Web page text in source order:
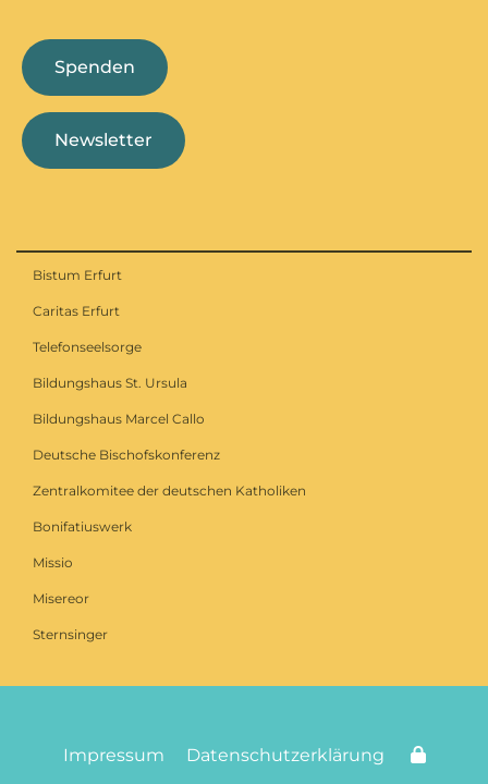
Spenden
Newsletter
Bistum Erfurt
Caritas Erfurt
Telefonseelsorge
Bildungshaus St. Ursula
Bildungshaus Marcel Callo
Deutsche Bischofskonferenz
Zentralkomitee der deutschen Katholiken
Bonifatiuswerk
Missio
Misereor
Sternsinger
Impressum Datenschutzerklärung